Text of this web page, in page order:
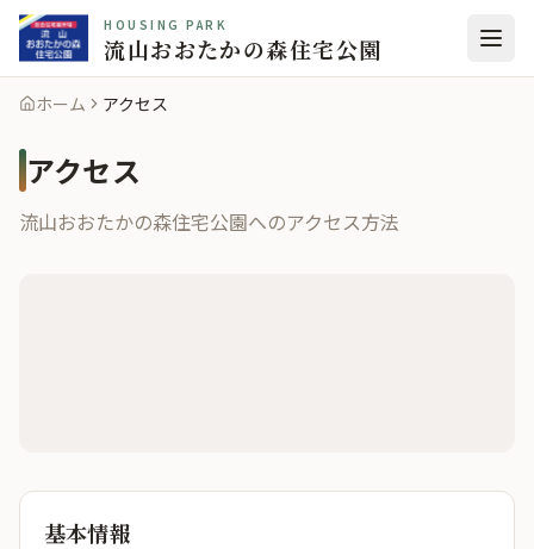
HOUSING PARK
流山おおたかの森住宅公園
ホーム アクセス
アクセス
流山おおたかの森住宅公園へのアクセス方法
基本情報